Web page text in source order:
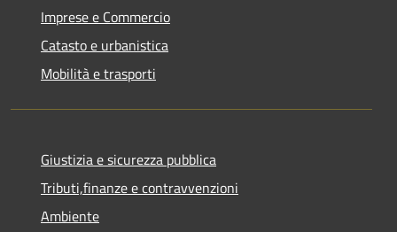
Imprese e Commercio
Catasto e urbanistica
Mobilità e trasporti
Giustizia e sicurezza pubblica
Tributi,finanze e contravvenzioni
Ambiente